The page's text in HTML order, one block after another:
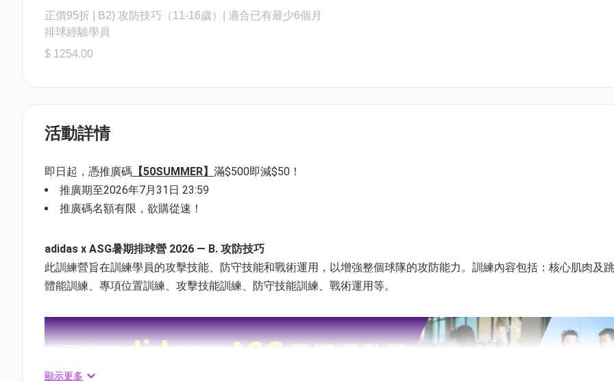
正價95折 | B2) 攻防技巧（11-16歲）| 適合已有最少6個月
排球經驗學員
$ 1254.00
活動詳情
即日起，憑推廣碼 【50SUMMER】 滿$500即減$50！
推廣期至2026年7月31日 23:59
推廣碼名額有限，欲購從速！
adidas x ASG暑期排球營 2026 — B. 攻防技巧
此訓練營旨在訓練學員的攻擊技能、防守技能和戰術運用，以增強整個球隊的攻防能力。訓練內容包括：核心肌肉及
體能訓練、專項位置訓練、攻擊技能訓練、防守技能訓練、戰術運用等。
顯示更多